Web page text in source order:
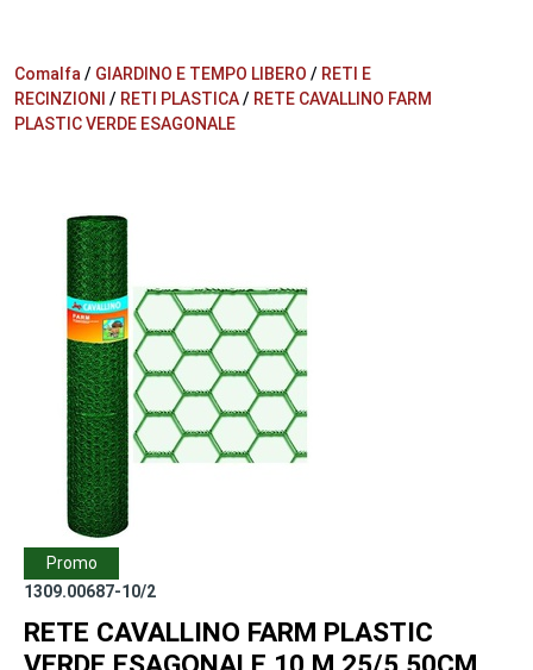
Comalfa / GIARDINO E TEMPO LIBERO / RETI E
RECINZIONI / RETI PLASTICA/ RETE CAVALLINO FARM
PLASTIC VERDE ESAGONALE
Promo
1309.00687-10/2
RETE CAVALLINO FARM PLASTIC